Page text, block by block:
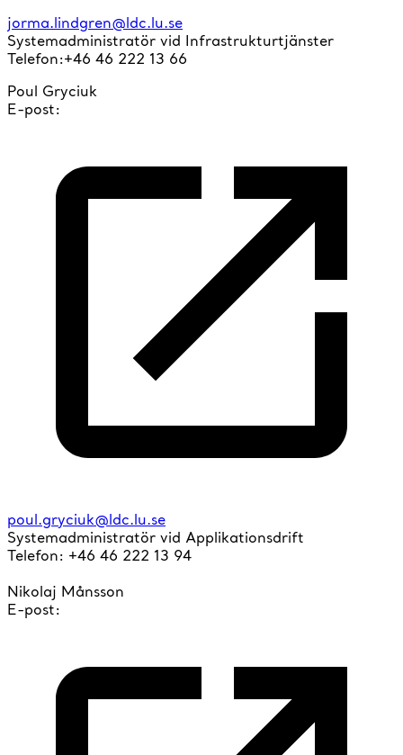
jorma.lindgren@ldc.lu.se
Systemadministratör vid Infrastrukturtjänster
Telefon:+46 46 222 13 66
Poul Gryciuk
E-post:
poul.gryciuk@ldc.lu.se
Systemadministratör vid Applikationsdrift
Telefon: +46 46 222 13 94
Nikolaj Månsson
E-post: